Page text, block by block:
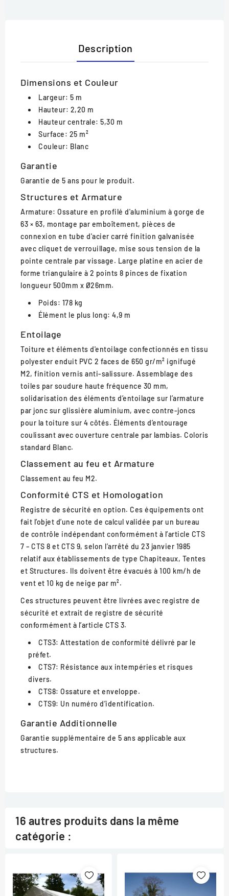
Description
Dimensions et Couleur
Largeur: 5 m
Hauteur: 2,20 m
Hauteur centrale: 5,30 m
Surface: 25 m²
Couleur: Blanc
Garantie
Garantie de 5 ans pour le produit.
Structures et Armature
Armature: Ossature en profilé d'aluminium à gorge de
63 × 63, montage par emboîtement, pièces de
connexion en tube d'acier carré finition galvanisée
avec cliquet de verrouillage, mise sous tension de la
pointe centrale par vissage. Large platine en acier de
forme triangulaire à 2 points 8 pinces de fixation
longueur 500mm x Ø26mm.
Poids: 178 kg
Élément le plus long: 4,9 m
Entoilage
Toiture et éléments d'entoilage confectionnés en tissu
polyester enduit PVC 2 faces de 650 gr/m² ignifugé
M2, finition vernis anti-salissure. Assemblage des
toiles par soudure haute fréquence 30 mm,
solidarisation des éléments d’entoilage sur l’armature
par jonc sur glissière aluminium, avec contre-joncs
pour la toiture sur 4 côtés. Éléments d’entourage
coulissant avec ouverture centrale par lambias. Coloris
standard Blanc.
Classement au feu et Armature
Classement au feu M2.
Conformité CTS et Homologation
Registre de sécurité en option. Ces équipements ont
fait l’objet d’une note de calcul validée par un bureau
de contrôle indépendant conformément à l’article CTS
7 – CTS 8 et CTS 9, selon l’arrêté du 23 janvier 1985
relatif aux établissements de type Chapiteaux, Tentes
et Structures. Ils doivent être évacués à 100 km/h de
vent et 10 kg de neige par m².
Ces structures peuvent être livrées avec registre de
sécurité et extrait de registre de sécurité
conformément à l’article CTS 3.
CTS3: Attestation de conformité délivré par le
préfet.
CTS7: Résistance aux intempéries et risques
divers.
CTS8: Ossature et enveloppe.
CTS9: Un numéro d’identification.
Garantie Additionnelle
Garantie supplémentaire de 5 ans applicable aux
structures.
16 autres produits dans la même
catégorie :